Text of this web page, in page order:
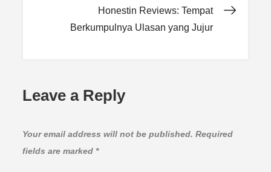
navigation
Honestin Reviews: Tempat
Berkumpulnya Ulasan yang Jujur
Leave a Reply
Your email address will not be published. Required
fields are marked *